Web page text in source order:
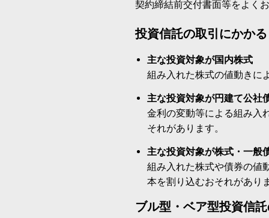
契約締結前交付書面等をよく
投資信託の取引にかか
主な投資対象が国内株式
組み入れた株式の値動きに
主な投資対象が円建て公社
金利の変動等による組み入
それがあります。
主な投資対象が株式・一般
組み入れた株式や債券の値
本を割り込むおそれがあり
ブル型・ベア型投資信